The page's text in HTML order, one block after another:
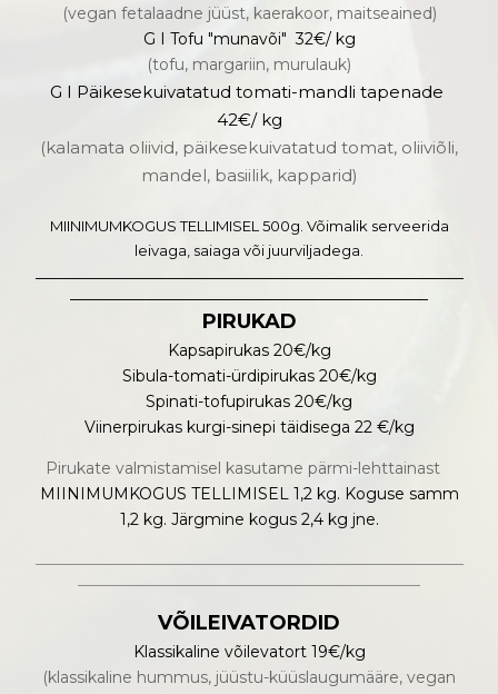
(vegan fetalaadne jüüst, kaerakoor, maitseained)
G I Tofu "munavõi" 32€/ kg
(tofu, margariin, murulauk)
G I Päikesekuivatatud tomati-mandli tapenade
42€/ kg
(kalamata oliivid, päikesekuivatatud tomat, oliiviõli,
mandel, basiilik, kapparid)
MIINIMUMKOGUS TELLIMISEL 500g. Võimalik serveerida
leivaga, saiaga või juurviljadega.
PIRUKAD
Kapsapirukas 20€/kg
Sibula-tomati-ürdipirukas 20€/kg
Spinati-tofupirukas 20€/kg
Viinerpirukas kurgi-sinepi täidisega 22 €/kg
Pirukate valmistamisel kasutame pärmi-lehttainast
MIINIMUMKOGUS TELLIMISEL 1,2 kg. Koguse samm
1,2 kg. Järgmine kogus 2,4 kg jne.
VÕILEIVATORDID
Klassikaline võilevatort 19€/kg
(klassikaline hummus, jüüstu-küüslaugumääre, vegan